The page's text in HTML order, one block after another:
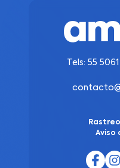
Tels: 55
Aviso